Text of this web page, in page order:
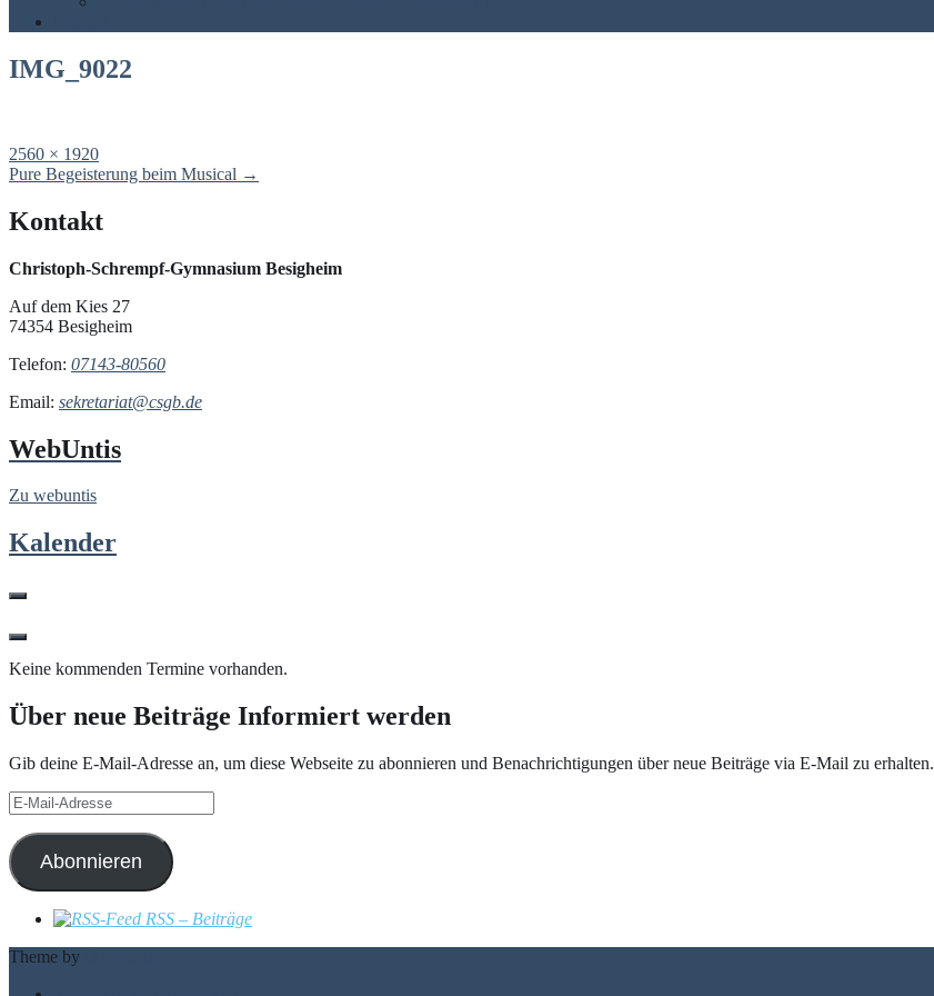
IMG_9022
Full
size
2560 × 1920
Post
Pure Begeisterung beim Musical →
Kontakt
Christoph-Schrempf-Gymnasium Besigheim
Auf dem Kies 27
74354 Besigheim
Telefon: 07143-80560
Email: sekretariat@csgb.de
WebUntis
Zu webuntis
Kalender
Keine kommenden Termine vorhanden.
Über neue Beiträge Informiert werden
Gib deine E-Mail-Adresse an, um diese Webseite zu abonnieren und Benachrichtigungen über neue Beiträge via E-Mail zu erhalten.
E-
Mail-
Adresse
Abonnieren
RSS – Beiträge
Theme by